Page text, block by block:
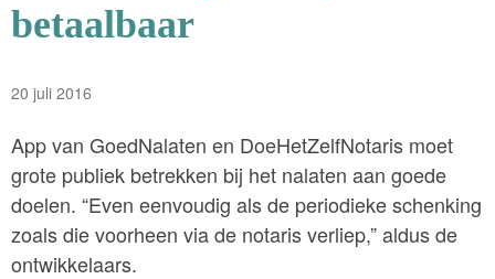
betaalbaar
20 juli 2016
App van GoedNalaten en DoeHetZelfNotaris moet
grote publiek betrekken bij het nalaten aan goede
doelen. “Even eenvoudig als de periodieke schenking
zoals die voorheen via de notaris verliep,” aldus de
ontwikkelaars.